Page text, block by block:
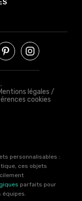
légales /
cookies
personnalisables :
ces objets
parfaits pour
équipes.